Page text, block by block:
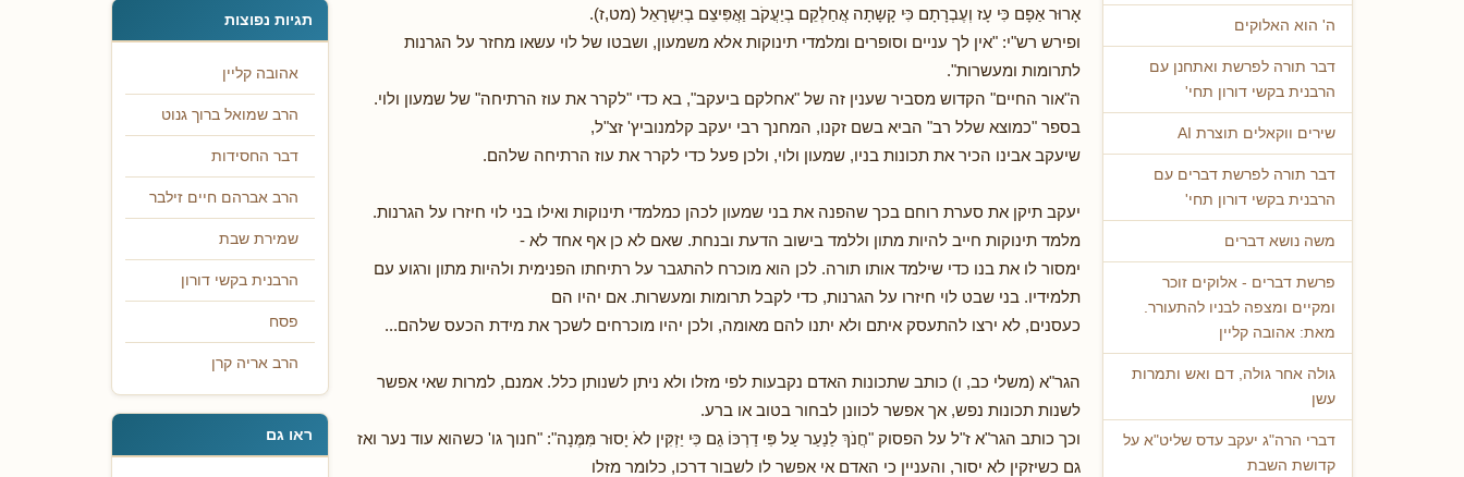
ה' הוא האלוקים
דבר תורה לפרשת ואתחנן עם
הרבנית בקשי דורון תחי'
שירים ווקאלים תוצרת AI
דבר תורה לפרשת דברים עם
הרבנית בקשי דורון תחי'
משה נושא דברים
פרשת דברים - אלוקים זוכר
ומקיים ומצפה לבניו להתעורר.
מאת: אהובה קליין
גולה אחר גולה, דם ואש ותמרות
עשן
דברי הרה"ג יעקב עדס שליט"א על
קדושת השבת
אָרוּר אַפָם כִּּי עָז וְעֶבְרָתָם כִּּי קָשָתָה אֲחַלְקֵם בְיַעֲקֹב וַאֲפִּיצֵם בְיִּשְרָאֵל (מט,ז).
ופירש רש"י: "אין לך עניים וסופרים ומלמדי תינוקות אלא משמעון, ושבטו של לוי עשאו מחזר על הגרנות
לתרומות ומעשרות".
ה"אור החיים" הקדוש מסביר שענין זה של "אחלקם ביעקב", בא כדי "לקרר את עוז הרתיחה" של שמעון ולוי.
בספר "כמוצא שלל רב" הביא בשם זקנו, המחנך רבי יעקב קלמנוביץ' זצ"ל,
שיעקב אבינו הכיר את תכונות בניו, שמעון ולוי, ולכן פעל כדי לקרר את עוז הרתיחה שלהם.
יעקב תיקן את סערת רוחם בכך שהפנה את בני שמעון לכהן כמלמדי תינוקות ואילו בני לוי חיזרו על הגרנות.
מלמד תינוקות חייב להיות מתון וללמד בישוב הדעת ובנחת. שאם לא כן אף אחד לא -
ימסור לו את בנו כדי שילמד אותו תורה. לכן הוא מוכרח להתגבר על רתיחתו הפנימית ולהיות מתון ורגוע עם
תלמידיו. בני שבט לוי חיזרו על הגרנות, כדי לקבל תרומות ומעשרות. אם יהיו הם
כעסנים, לא ירצו להתעסק איתם ולא יתנו להם מאומה, ולכן יהיו מוכרחים לשכך את מידת הכעס שלהם...
הגר"א (משלי כב, ו) כותב שתכונות האדם נקבעות לפי מזלו ולא ניתן לשנותן כלל. אמנם, למרות שאי אפשר
לשנות תכונות נפש, אך אפשר לכוונן לבחור בטוב או ברע.
וכך כותב הגר"א ז"ל על הפסוק "חֲנֹךְ לַנַעַר עַל פִּי דַרְכּוֹ גַם כִּּי יַזְקִּין לאֹ יָסוּר מִּמֶּנָה": "חנוך גו' כשהוא עוד נער ואז
גם כשיזקין לא יסור, והעניין כי האדם אי אפשר לו לשבור דרכו, כלומר מזלו
תגיות נפוצות
אהובה קליין
הרב שמואל ברוך גנוט
דבר החסידות
הרב אברהם חיים זילבר
שמירת שבת
הרבנית בקשי דורון
פסח
הרב אריה קרן
ראו גם